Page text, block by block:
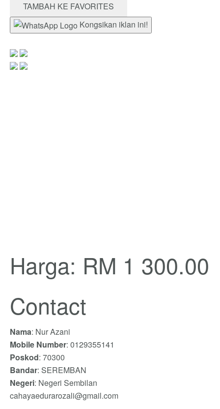
TAMBAH KE FAVORITES
Kongsikan iklan ini!
Harga: RM 1 300.00
Contact
Nama: Nur Azani
Mobile Number: 0129355141
Poskod: 70300
Bandar: SEREMBAN
Negeri: Negeri Sembilan
cahayaedurarozali@gmail.com